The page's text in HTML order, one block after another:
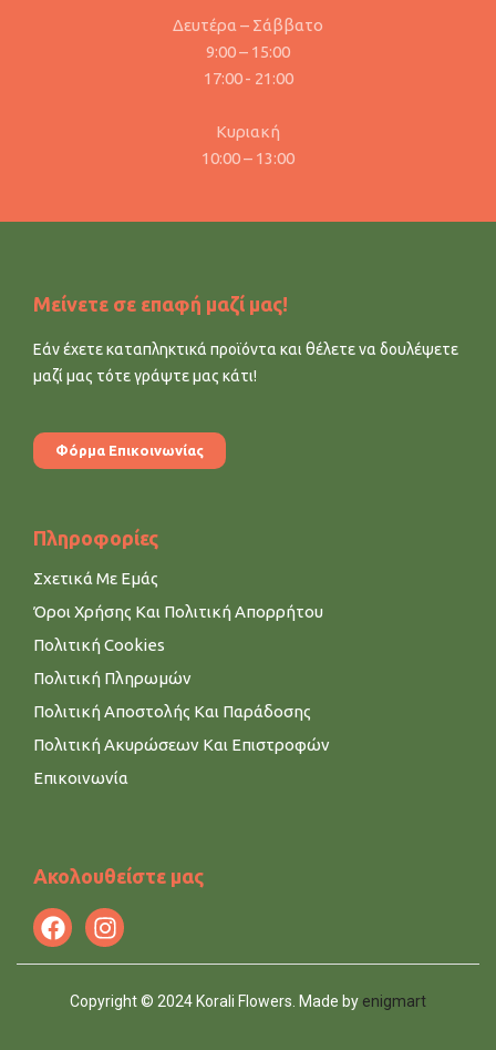
Δευτέρα – Σάββατο
9:00 – 15:00
17:00 - 21:00
Κυριακή
10:00 – 13:00
Μείνετε σε επαφή μαζί μας!
Εάν έχετε καταπληκτικά προϊόντα και θέλετε να δουλέψετε
μαζί μας τότε γράψτε μας κάτι!
Φόρμα Επικοινωνίας
Πληροφορίες
Σχετικά Με Εμάς
Όροι Χρήσης Και Πολιτική Απορρήτου
Πολιτική Cookies
Πολιτική Πληρωμών
Πολιτική Αποστολής Και Παράδοσης
Πολιτική Ακυρώσεων Και Επιστροφών
Επικοινωνία
Ακολουθείστε μας
Copyright © 2024 Korali Flowers. Made by enigmart